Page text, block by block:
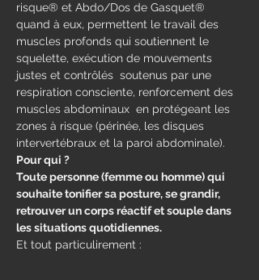
risque® et Abdo/Dos de Gasquet®
quand à eux, permettent le travail des
muscles profonds qui soutiennent le
squelette, exécution de mouvements
justes et contrôlés  soutenus par une
respiration consciente, renforcement des
muscles abdominaux  en protégeant les
zones à risque (périnée, les disques
intervertébraux et la paroi abdominale).
Pour qui ?
Toute personne (femme ou homme) qui
souhaite tonifier sa posture, se grandir,
retrouver un corps réactif et souple dans
les situations quotidiennes.
Et tout particulirement :